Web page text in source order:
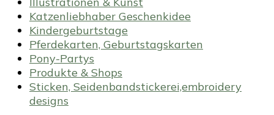
Katzenliebhaber Geschenkidee
Kindergeburtstage
Pferdekarten, Geburtstagskarten
Pony-Partys
Produkte & Shops
Sticken, Seidenbandstickerei,embroidery
designs